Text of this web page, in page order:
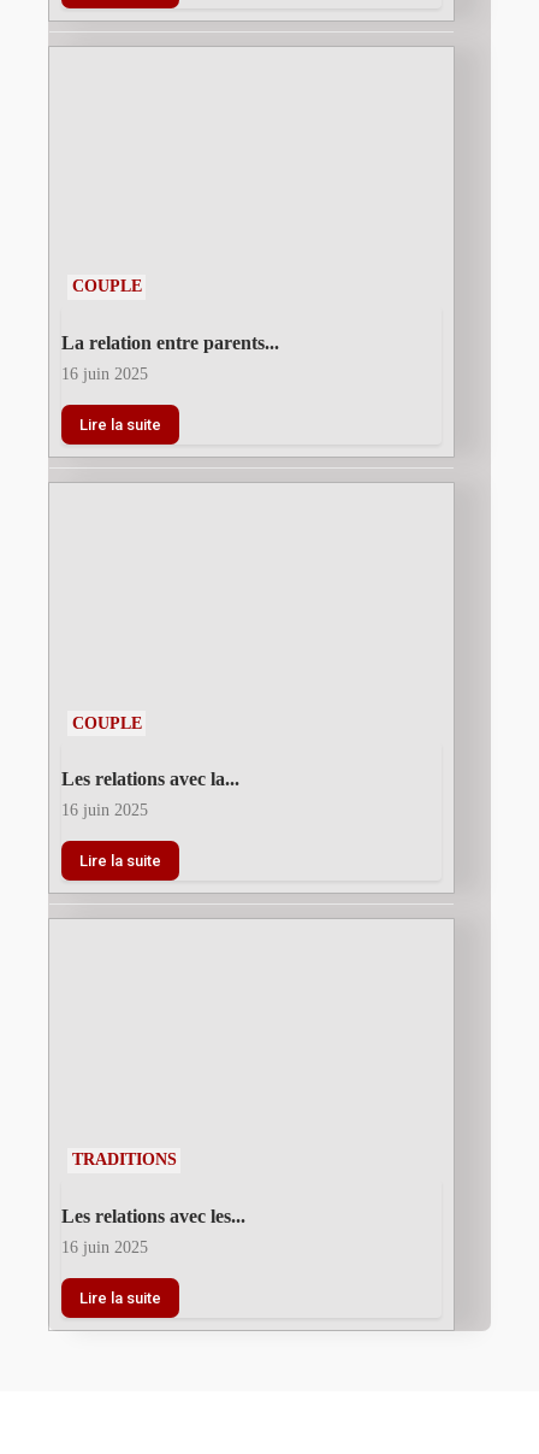
COUPLE
La relation entre parents...
16 juin 2025
Lire la suite
COUPLE
Les relations avec la...
16 juin 2025
Lire la suite
TRADITIONS
Les relations avec les...
16 juin 2025
Lire la suite